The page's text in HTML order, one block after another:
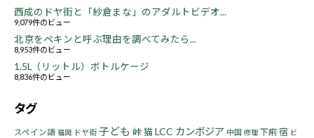
西成のドヤ街と「紗倉まな」のアダルトビデオ...
9,079件のビュー
北京をペキンと呼ぶ理由を調べてみたら...
8,953件のビュー
1.5L（リットル）ボトルケージ
8,836件のビュー
タグ
スペイン語 福岡 ドヤ街 子ども 峠猫LCC カンボジア 中国 修理 下痢 宿 ビ